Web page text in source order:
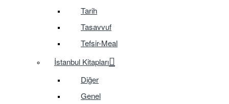
Tarih
Tasavvuf
Tefsir-Meal
İstanbul Kitapları
Diğer
Genel